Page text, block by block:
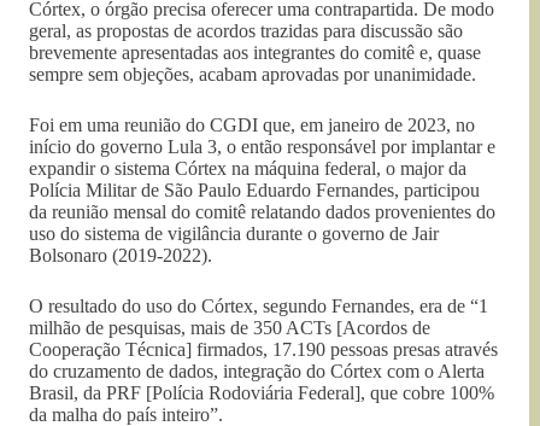
Córtex, o órgão precisa oferecer uma contrapartida. De modo
geral, as propostas de acordos trazidas para discussão são
brevemente apresentadas aos integrantes do comitê e, quase
sempre sem objeções, acabam aprovadas por unanimidade.
Foi em uma reunião do CGDI que, em janeiro de 2023, no
início do governo Lula 3, o então responsável por implantar e
expandir o sistema Córtex na máquina federal, o major da
Polícia Militar de São Paulo Eduardo Fernandes, participou
da reunião mensal do comitê relatando dados provenientes do
uso do sistema de vigilância durante o governo de Jair
Bolsonaro (2019-2022).
O resultado do uso do Córtex, segundo Fernandes, era de “1
milhão de pesquisas, mais de 350 ACTs [Acordos de
Cooperação Técnica] firmados, 17.190 pessoas presas através
do cruzamento de dados, integração do Córtex com o Alerta
Brasil, da PRF [Polícia Rodoviária Federal], que cobre 100%
da malha do país inteiro”.